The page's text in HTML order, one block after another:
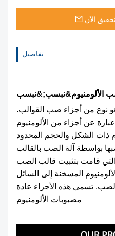
الآن
تفاصيل
نوع من أجزاء صب القوالب.
عن أجزاء من الألومنيوم
ذات الشكل والحجم المحدود
بواسطة آلة الصب بالقالب
قامت بتثبيت قالب الصب
المسخنة إلى السائل
الصب. تسمى هذه الأجزاء عادة
مصبوبات الألومنيوم